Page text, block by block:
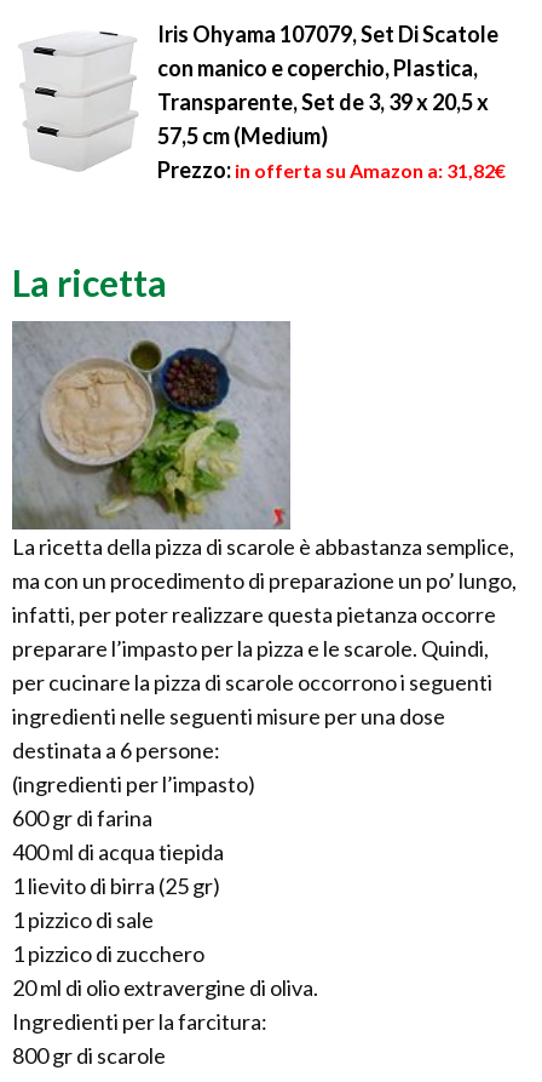
Iris Ohyama 107079, Set Di Scatole
con manico e coperchio, Plastica,
Transparente, Set de 3, 39 x 20,5 x
57,5 cm (Medium)
Prezzo: in offerta su Amazon a: 31,82€
La ricetta
La ricetta della pizza di scarole è abbastanza semplice,
ma con un procedimento di preparazione un po’ lungo,
infatti, per poter realizzare questa pietanza occorre
preparare l’impasto per la pizza e le scarole. Quindi,
per cucinare la pizza di scarole occorrono i seguenti
ingredienti nelle seguenti misure per una dose
destinata a 6 persone:
(ingredienti per l’impasto)
600 gr di farina
400 ml di acqua tiepida
1 lievito di birra (25 gr)
1 pizzico di sale
1 pizzico di zucchero
20 ml di olio extravergine di oliva.
Ingredienti per la farcitura:
800 gr di scarole